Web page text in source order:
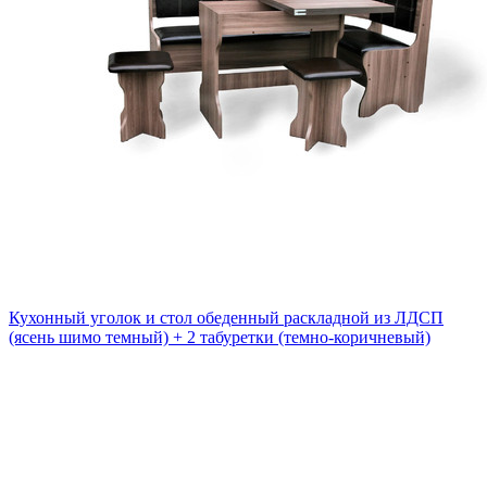
Кухонный уголок и стол обеденный раскладной из ЛДСП
(ясень шимо темный) + 2 табуретки (темно-коричневый)